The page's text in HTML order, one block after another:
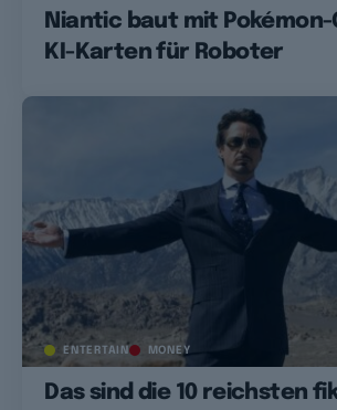
Niantic baut mit
KI-Karten für Roboter
ENTERTAIN MONEY
Das sind die 10 reichsten